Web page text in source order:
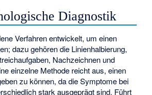
Diagnostik
Verfahren entwickelt, um einen
dazu gehören die Linienhalbierung,
Nachzeichnen und
einzelne Methode reicht aus, einen
zu können, da die Symptome bei
stark ausgeprägt sind. Führt